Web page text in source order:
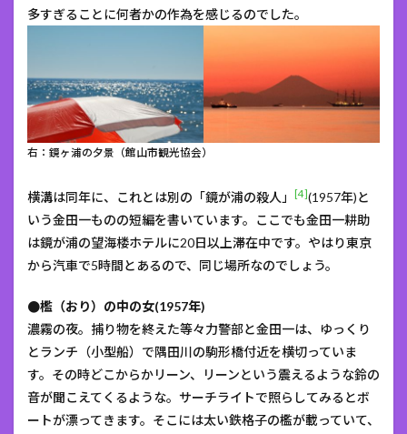
多すぎることに何者かの作為を感じるのでした。
右：鏡ヶ浦の夕景（館山市観光協会）
横溝は同年に、これとは別の「鏡が浦の殺人」 [4](1957年)と
いう金田一ものの短編を書いています。ここでも金田一耕助
は鏡が浦の望海楼ホテルに20日以上滞在中です。やはり東京
から汽車で5時間とあるので、同じ場所なのでしょう。
●檻（おり）の中の女(1957年)
濃霧の夜。捕り物を終えた等々力警部と金田一は、ゆっくり
とランチ（小型船）で隅田川の駒形橋付近を横切っていま
す。その時どこからかリーン、リーンという震えるような鈴の
音が聞こえてくるような。サーチライトで照らしてみるとボ
ートが漂ってきます。そこには太い鉄格子の檻が載っていて、